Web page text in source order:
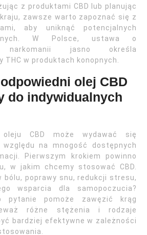
z produktami CBD lub planując
zawsze warto zapoznać się z
aby uniknąć potencjalnych
W Polsce, ustawa o
narkomanii jasno określa
w produktach konopnych.
olej CBD
do indywidualnych
oleju CBD może wydawać się
względu na mnogość dostępnych
Pierwszym krokiem powinno
w jakim chcemy stosować CBD.
bólu, poprawy snu, redukcji stresu,
wsparcia dla samopoczucia?
pytanie pomoże zawęzić krąg
różne stężenia i rodzaje
bardziej efektywne w zależności